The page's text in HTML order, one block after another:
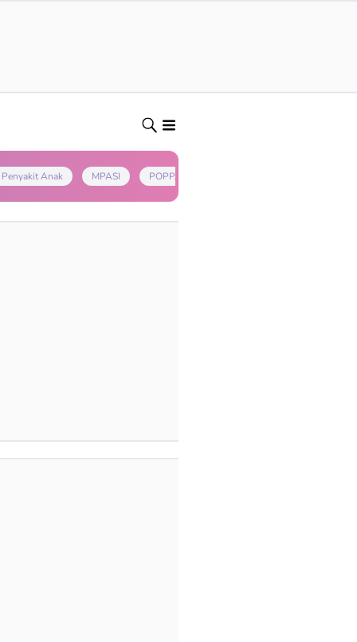
Penyakit Anak MPASI POPPAPA